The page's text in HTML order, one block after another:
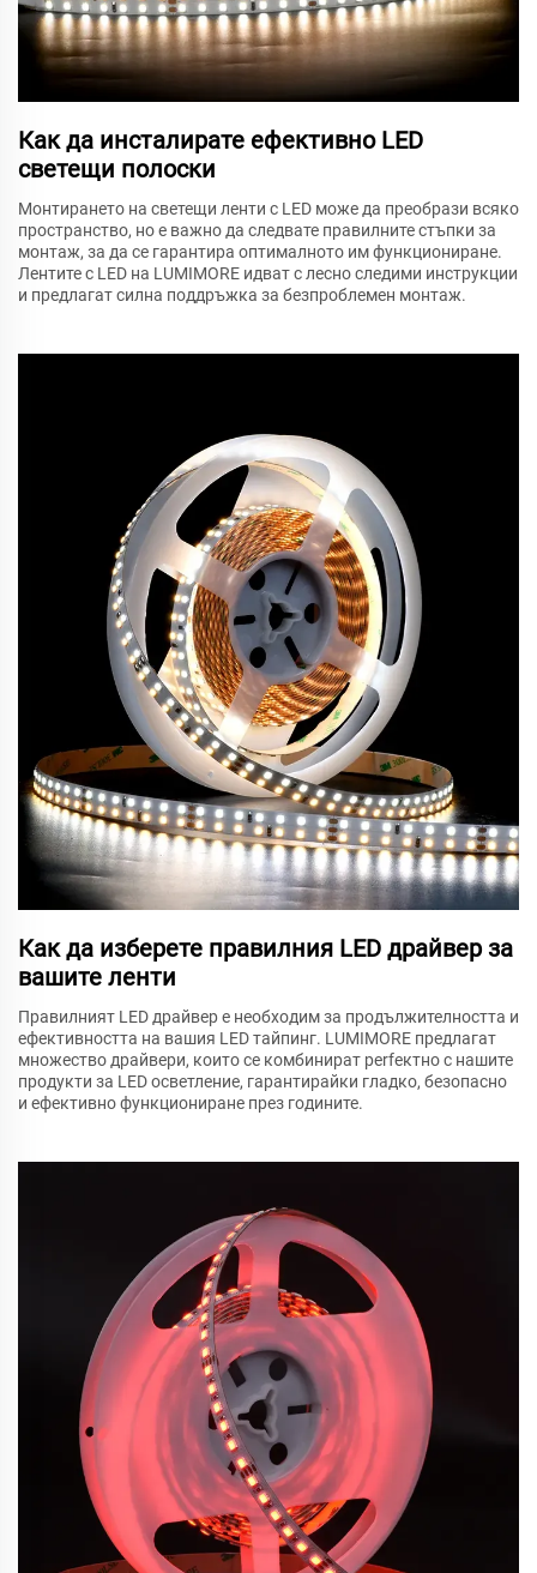
Как да инсталирате ефективно LED
светещи полоски
Монтирането на светещи ленти с LED може да преобрази всяко
пространство, но е важно да следвате правилните стъпки за
монтаж, за да се гарантира оптималното им функциониране.
Лентите с LED на LUMIMORE идват с лесно следими инструкции
и предлагат силна поддръжка за безпроблемен монтаж.
Как да изберете правилния LED драйвер за
вашите ленти
Правилният LED драйвер е необходим за продължителността и
ефективността на вашия LED тайпинг. LUMIMORE предлагат
множество драйвери, които се комбинират perfектно с нашите
продукти за LED осветление, гарантирайки гладко, безопасно
и ефективно функциониране през годините.